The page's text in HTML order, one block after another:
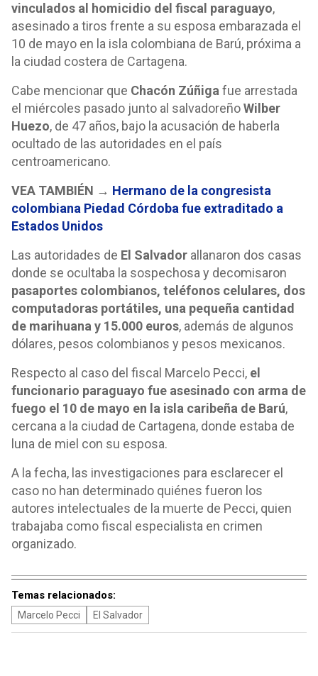
vinculados al homicidio del fiscal paraguayo,
asesinado a tiros frente a su esposa embarazada el
10 de mayo en la isla colombiana de Barú, próxima a
la ciudad costera de Cartagena.
Cabe mencionar que Chacón Zúñiga fue arrestada
el miércoles pasado junto al salvadoreñoWilber
Huezo, de 47 años, bajo la acusación de haberla
ocultado de las autoridades en el país
centroamericano.
VEA TAMBIÉN → Hermano de la congresista
colombiana Piedad Córdoba fue extraditado a
Estados Unidos
Las autoridades de El Salvador allanaron dos casas
donde se ocultaba la sospechosa y decomisaron
pasaportes colombianos, teléfonos celulares, dos
computadoras portátiles, una pequeña cantidad
de marihuana y 15.000 euros, además de algunos
dólares, pesos colombianos y pesos mexicanos.
Respecto al caso del fiscal Marcelo Pecci, el
funcionario paraguayo fue asesinado con arma de
fuego el 10 de mayo en la isla caribeña de Barú,
cercana a la ciudad de Cartagena, donde estaba de
luna de miel con su esposa.
A la fecha, las investigaciones para esclarecer el
caso no han determinado quiénes fueron los
autores intelectuales de la muerte de Pecci, quien
trabajaba como fiscal especialista en crimen
organizado.
Temas relacionados:
Marcelo Pecci El Salvador